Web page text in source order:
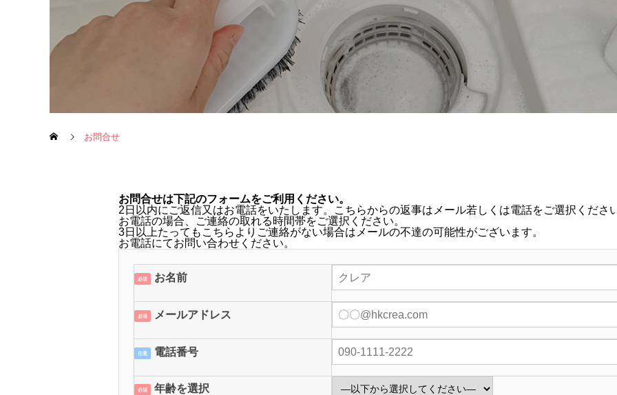
お問合せ
お問合せは下記のフォームをご利用ください。
2日以内にご返信又はお電話をいたします。こちらからの返事はメール若しくは電話をご選択くださ
お電話の場合、ご連絡の取れる時間帯をご選択ください。
3日以上たってもこちらよりご連絡がない場合はメールの不達の可能性がございます。
お電話にてお問い合わせください。
必須 お名前
必須 メールアドレス
任意 電話番号
必須 年齢を選択